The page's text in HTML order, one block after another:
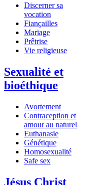
Discerner sa
vocation
Fiançailles
Mariage
Prêtrise
Vie religieuse
Sexualité et
bioéthique
Avortement
Contraception et
amour au naturel
Euthanasie
Génétique
Homosexualité
Safe sex
Jésus Christ